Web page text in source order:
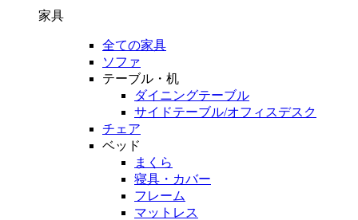
家具
全ての家具
ソファ
テーブル・机
ダイニングテーブル
サイドテーブル/オフィスデスク
チェア
ベッド
まくら
寝具・カバー
フレーム
マットレス